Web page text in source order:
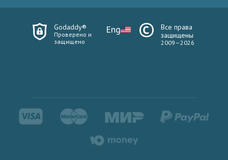
Godaddy®
Проверено и
защищено
Eng
Все права
защищены
2009—2026